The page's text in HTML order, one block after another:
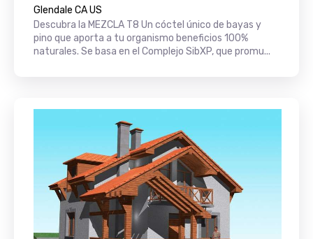
Glendale CA US
Descubra la MEZCLA T8 Un cóctel único de bayas y
pino que aporta a tu organismo beneficios 100%
naturales. Se basa en el Complejo SibXP, que promu...